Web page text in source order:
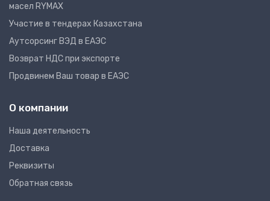
масел RYMAX
Участие в тендерах Казахстана
Аутсорсинг ВЭД в ЕАЭС
Возврат НДС при экспорте
Продвинем Ваш товар в ЕАЭС
О компании
Наша деятельность
Доставка
Реквизиты
Обратная связь